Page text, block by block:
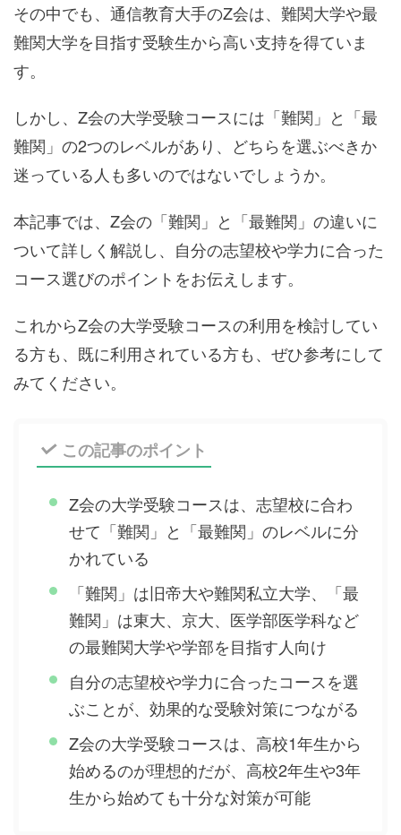
その中でも、通信教育大手のZ会は、難関大学や最
難関大学を目指す受験生から高い支持を得ていま
す。
しかし、Z会の大学受験コースには「難関」と「最
難関」の2つのレベルがあり、どちらを選ぶべきか
迷っている人も多いのではないでしょうか。
本記事では、Z会の「難関」と「最難関」の違いに
ついて詳しく解説し、自分の志望校や学力に合った
コース選びのポイントをお伝えします。
これからZ会の大学受験コースの利用を検討してい
る方も、既に利用されている方も、ぜひ参考にして
みてください。
この記事のポイント
Z会の大学受験コースは、志望校に合わ
せて「難関」と「最難関」のレベルに分
かれている
「難関」は旧帝大や難関私立大学、「最
難関」は東大、京大、医学部医学科など
の最難関大学や学部を目指す人向け
自分の志望校や学力に合ったコースを選
ぶことが、効果的な受験対策につながる
Z会の大学受験コースは、高校1年生から
始めるのが理想的だが、高校2年生や3年
生から始めても十分な対策が可能